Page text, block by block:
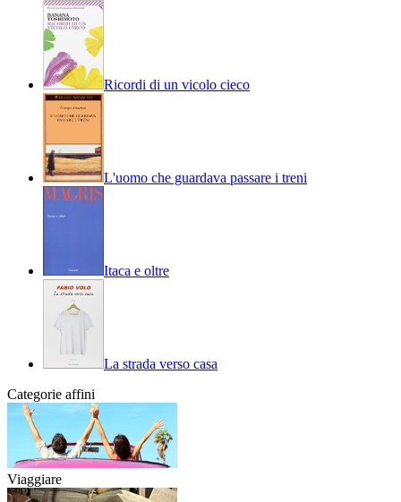
Ricordi di un vicolo cieco
L'uomo che guardava passare i treni
Itaca e oltre
La strada verso casa
Categorie affini
Viaggiare